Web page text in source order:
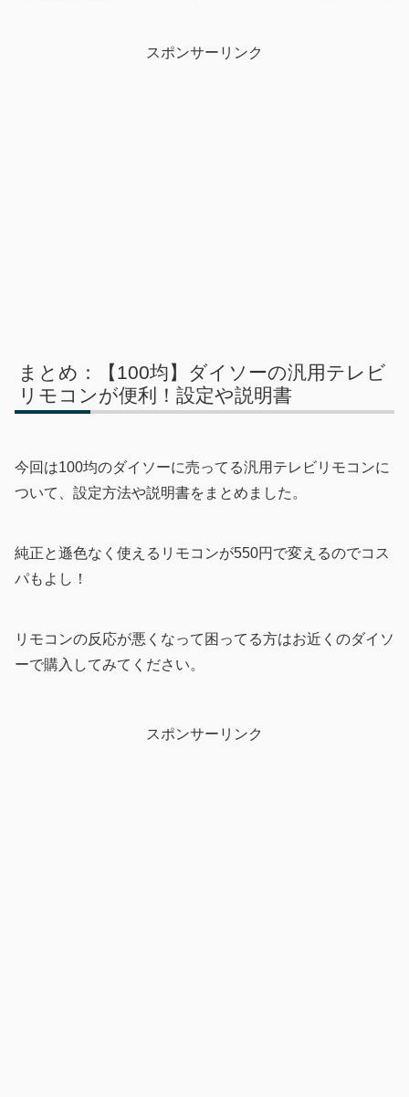
スポンサーリンク
まとめ：【100均】ダイソーの汎用テレビ
リモコンが便利！設定や説明書
今回は100均のダイソーに売ってる汎用テレビリモコンに
ついて、設定方法や説明書をまとめました。
純正と遜色なく使えるリモコンが550円で変えるのでコス
パもよし！
リモコンの反応が悪くなって困ってる方はお近くのダイソ
ーで購入してみてください。
スポンサーリンク